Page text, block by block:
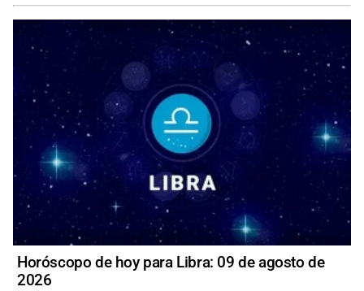
Horóscopo de hoy para Libra: 09 de agosto de
2026